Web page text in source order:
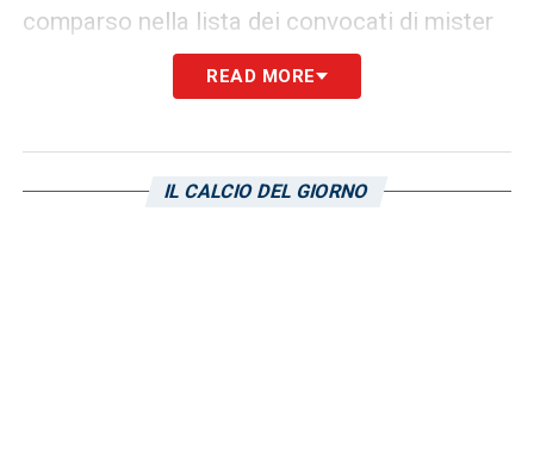
comparso nella lista dei convocati di mister
Claudio Ranieri. Difficile che possa essere
schierato dal primo minuto. Più probabile la
LA PLAYLIST DELLE NOSTRE TOP NEWS
READ MORE
IL CALCIO DEL GIORNO